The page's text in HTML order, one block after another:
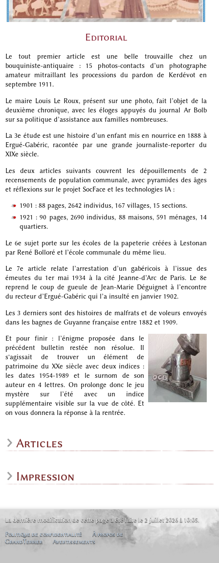
Editorial
Le tout premier article est une belle trouvaille chez un
bouquiniste-antiquaire : 15 photos-contacts d’un photographe
amateur mitraillant les processions du pardon de Kerdévot en
septembre 1911.
Le maire Louis Le Roux, présent sur une photo, fait l’objet de la
deuxième chronique, avec les éloges appuyés du journal Ar Bolb
sur sa politique d’assistance aux familles nombreuses.
La 3e étude est une histoire d’un enfant mis en nourrice en 1888 à
Ergué-Gabéric, racontée par une grande journaliste-reporter du
XIXe siècle.
Les deux articles suivants couvrent les dépouillements de 2
recensements de population communale, avec pyramides des âges
et réflexions sur le projet SocFace et les technologies IA :
1901 : 88 pages, 2642 individus, 167 villages, 15 sections.
1921 : 90 pages, 2690 individus, 88 maisons, 591 ménages, 14
quartiers.
Le 6e sujet porte sur les écoles de la papeterie créées à Lestonan
par René Bolloré et l’école communale du même lieu.
Le 7e article relate l’arrestation d’un gabéricois à l’issue des
émeutes du 1er mai 1934 à la cité Jeanne-d’Arc de Paris. Le 8e
reprend le coup de gueule de Jean-Marie Déguignet à l’encontre
du recteur d’Ergué-Gabéric qui l’a insulté en janvier 1902.
Les 3 derniers sont des histoires de malfrats et de voleurs envoyés
dans les bagnes de Guyanne française entre 1882 et 1909.
Et pour finir : l’énigme proposée dans le
précédent bulletin restée non résolue. Il
s'agissait de trouver un élément de
patrimoine du XXe siècle avec deux indices :
les dates 1954-1989 et le surnom de son
auteur en 4 lettres. On prolonge donc le jeu
mystère sur l’été avec un indice
supplémentaire visible sur la vue de côté. Et
on vous donnera la réponse à la rentrée.
Articles
Impression
La dernière modification de cette page a été faite le 2 juillet 2026 à 10:05.
Politique de confidentialité
À propos de
GrandTerrier
Avertissements